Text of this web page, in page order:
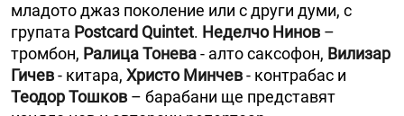
младото джаз поколение или с други думи, с
групата Postcard Quintet. Неделчо Нинов –
тромбон, Ралица Тонева- aлто саксофон, Вилизар
Гичев- китара, Христо Минчев- контрабас и
Теодор Тошков – барабани ще представят